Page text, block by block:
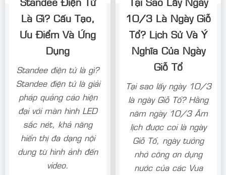
Là Gì? Cấu Tạo,
Ưu Điểm Và Ứng
Dụng
Standee điện tử là gì?
Standee điện tử là giải
pháp quảng cáo hiện
đại với màn hình LED
sắc nét, khả năng
hiển thị đa dạng nội
dung từ hình ảnh đến
video.
10/3 Là Ngày Giỗ
Tổ? Lịch Sử Và Ý
Nghĩa Của Ngày
Giỗ Tổ
Tại sao lấy ngày 10/3
là ngày Giỗ Tổ? Hằng
năm ngày 10/3 Âm
lịch được coi là ngày
Giỗ Tổ, ngày tưởng
nhớ công ơn dựng
nước của các Vua